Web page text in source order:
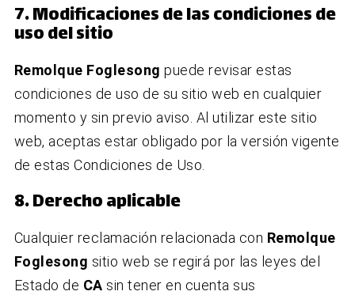
7. Modificaciones de las condiciones de
uso del sitio
Remolque Foglesong puede revisar estas
condiciones de uso de su sitio web en cualquier
momento y sin previo aviso. Al utilizar este sitio
web, aceptas estar obligado por la versión vigente
de estas Condiciones de Uso.
8. Derecho aplicable
Cualquier reclamación relacionada con Remolque
Foglesong sitio web se regirá por las leyes del
Estado de CA sin tener en cuenta sus